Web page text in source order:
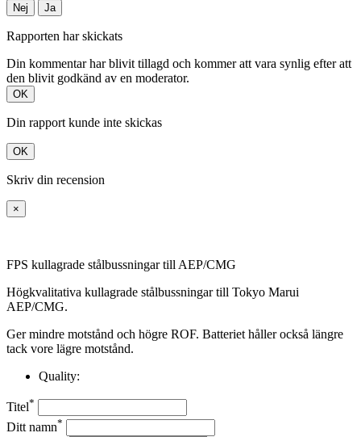
Nej Ja
Rapporten har skickats
Din kommentar har blivit tillagd och kommer att vara synlig efter att
den blivit godkänd av en moderator.
OK
Din rapport kunde inte skickas
OK
Skriv din recension
×
FPS kullagrade stålbussningar till AEP/CMG
Högkvalitativa kullagrade stålbussningar till Tokyo Marui
AEP/CMG.
Ger mindre motstånd och högre ROF. Batteriet håller också längre
tack vore lägre motstånd.
Quality:
Titel*
Ditt namn*